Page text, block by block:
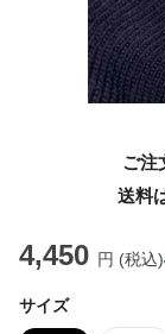
ご注
送料
4,450 円 (税込)
サイズ